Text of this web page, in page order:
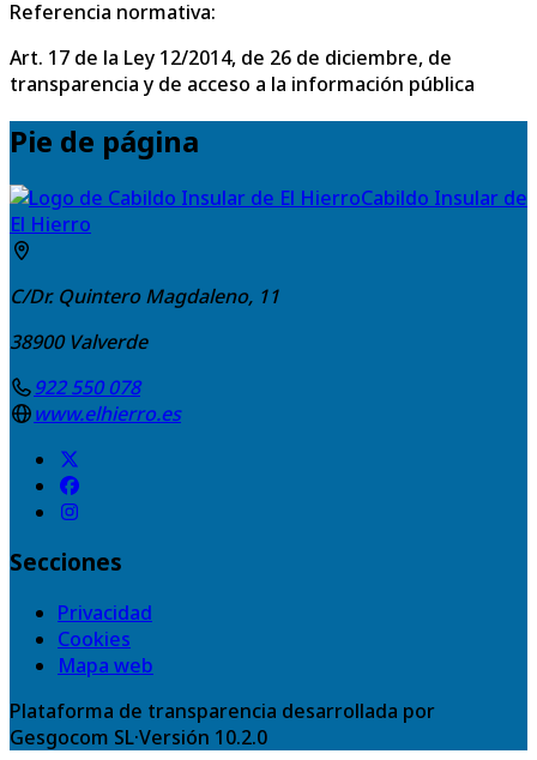
Referencia normativa:
Art. 17 de la Ley 12/2014, de 26 de diciembre, de
transparencia y de acceso a la información pública
Pie de página
Cabildo Insular de
El Hierro
C/Dr. Quintero Magdaleno, 11
38900 Valverde
922 550 078
www.elhierro.es
Secciones
Privacidad
Cookies
Mapa web
Plataforma de transparencia desarrollada por
Gesgocom SL·Versión 10.2.0